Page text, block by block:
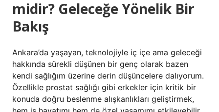
midir? Geleceğe Yönelik Bir
Bakış
Ankara’da yaşayan, teknolojiyle iç içe ama geleceği
hakkında sürekli düşünen bir genç olarak bazen
kendi sağlığım üzerine derin düşüncelere dalıyorum.
Özellikle prostat sağlığı gibi erkekler için kritik bir
konuda doğru beslenme alışkanlıkları geliştirmek,